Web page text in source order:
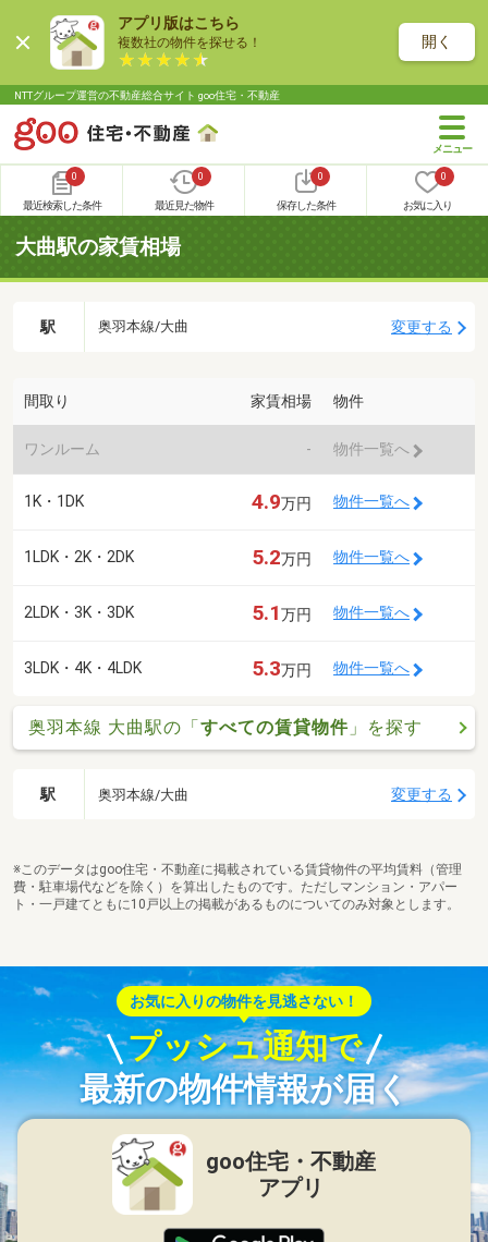
アプリ版はこちら
複数社の物件を探せる！ 開く
NTTグループ運営の不動産総合サイト goo住宅・不動産
0
最近検索した条件
0
最近見た物件
0
保存した条件
0
お気に入り
大曲駅の家賃相場
駅 奥羽本線/大曲 変更する
間取り 家賃相場 物件
ワンルーム - 物件一覧へ
1K・1DK 4.9万円 物件一覧へ
1LDK・2K・2DK 5.2万円 物件一覧へ
2LDK・3K・3DK 5.1万円 物件一覧へ
3LDK・4K・4LDK 5.3万円 物件一覧へ
奥羽本線 大曲駅の「すべての賃貸物件 」を探す
駅 奥羽本線/大曲 変更する
※このデータはgoo住宅・不動産に掲載されている賃貸物件の平均賃料（管理
費・駐車場代などを除く）を算出したものです。ただしマンション・アパー
ト・一戸建てともに10戸以上の掲載があるものについてのみ対象とします。
お気に入りの物件を見逃さない！
プッシュ通知で
最新の物件情報が届く
goo住宅・不動産
アプリ